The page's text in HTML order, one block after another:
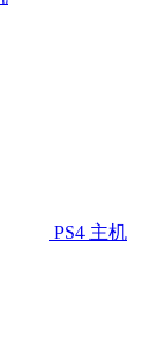
PS4 主机